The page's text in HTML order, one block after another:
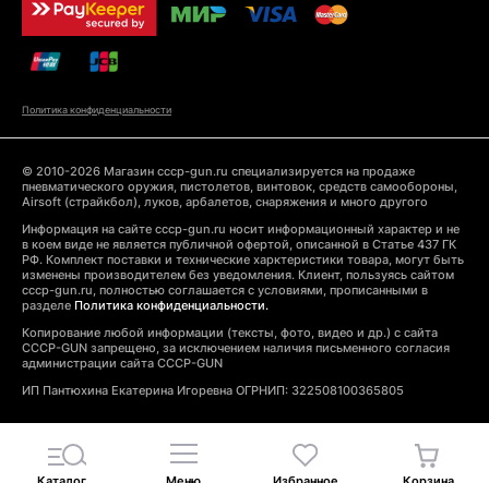
Политика конфиденциальности
© 2010-2026 Магазин cccp-gun.ru специализируется на продаже
пневматического оружия, пистолетов, винтовок, средств самообороны,
Airsoft (страйкбол), луков, арбалетов, снаряжения и много другого
Информация на сайте cccp-gun.ru носит информационный характер и не
в коем виде не является публичной офертой, описанной в Статье 437 ГК
РФ. Комплект поставки и технические харктеристики товара, могут быть
изменены производителем без уведомления. Клиент, пользуясь сайтом
cccp-gun.ru, полностью соглашается с условиями, прописанными в
разделе Политика конфиденциальности.
Копирование любой информации (тексты, фото, видео и др.) с сайта
CCCP-GUN запрещено, за исключением наличия письменного согласия
администрации сайта CCCP-GUN
ИП Пантюхина Екатерина Игоревна ОГРНИП: 322508100365805